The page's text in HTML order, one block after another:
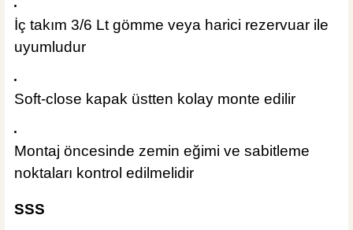
İç takım 3/6 Lt gömme veya harici rezervuar ile
uyumludur
Soft-close kapak üstten kolay monte edilir
Montaj öncesinde zemin eğimi ve sabitleme
noktaları kontrol edilmelidir
SSS